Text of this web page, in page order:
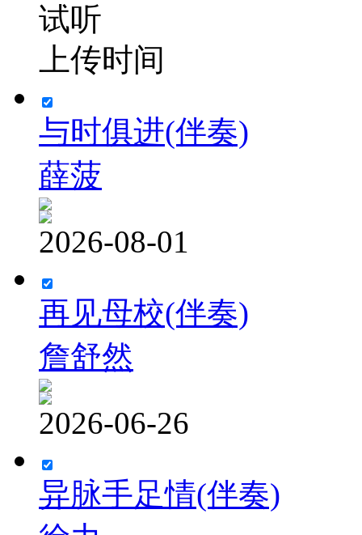
试听
上传时间
与时俱进(伴奏)
薛菠
2026-08-01
再见母校(伴奏)
詹舒然
2026-06-26
异脉手足情(伴奏)